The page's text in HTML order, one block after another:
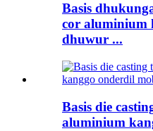
Basis
cor aluminium
dhuwur ...
Basis die
aluminium